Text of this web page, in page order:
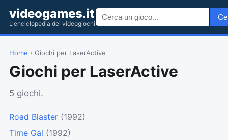
videogames.it
L'enciclopedia dei videogiochi
Home › Giochi per LaserActive
Giochi per LaserActive
5 giochi.
Road Blaster (1992)
Time Gal (1992)